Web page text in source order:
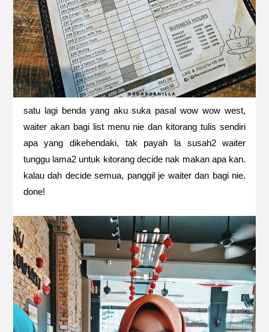
satu lagi benda yang aku suka pasal wow wow west,
waiter akan bagi list menu nie dan kitorang tulis sendiri
apa yang dikehendaki, tak payah la susah2 waiter
tunggu lama2 untuk kitorang decide nak makan apa kan.
kalau dah decide semua, panggil je waiter dan bagi nie.
done!